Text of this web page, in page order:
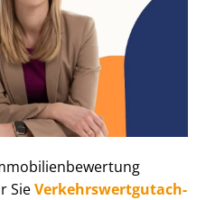
SieVer­kehrs­wert­gut­ach­